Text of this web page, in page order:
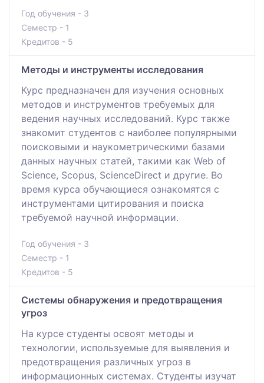
Год обучения - 3
Семестр - 1
Кредитов - 5
Методы и инструменты исследования
Курс предназначен для изучения основных
методов и инструментов требуемых для
ведения научных исследований. Курс также
знакомит студентов с наиболее популярными
поисковыми и наукометрическими базами
данных научных статей, такими как Web of
Science, Scopus, ScienceDirect и другие. Во
время курса обучающиеся ознакомятся с
инструментами цитирования и поиска
требуемой научной информации.
Год обучения - 3
Семестр - 1
Кредитов - 5
Системы обнаружения и предотвращения
угроз
На курсе студенты освоят методы и
технологии, используемые для выявления и
предотвращения различных угроз в
информационных системах. Студенты изучат